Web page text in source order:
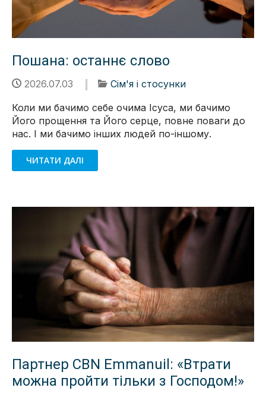
Пошана: останнє слово
2026.07.03
Сім'я і стосунки
Коли ми бачимо себе очима Ісуса, ми бачимо
Його прощення та Його серце, повне поваги до
нас. І ми бачимо інших людей по-іншому.
ЧИТАТИ ДАЛІ
Партнер CBN Emmanuil: «Втрати
можна пройти тільки з Господом!»